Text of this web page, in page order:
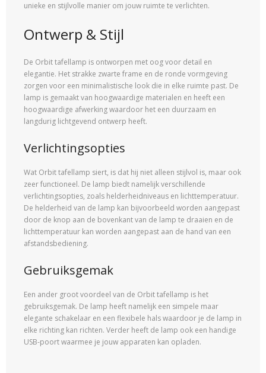
unieke en stijlvolle manier om jouw ruimte te verlichten.
Ontwerp & Stijl
De Orbit tafellamp is ontworpen met oog voor detail en
elegantie. Het strakke zwarte frame en de ronde vormgeving
zorgen voor een minimalistische look die in elke ruimte past. De
lamp is gemaakt van hoogwaardige materialen en heeft een
hoogwaardige afwerking waardoor het een duurzaam en
langdurig lichtgevend ontwerp heeft.
Verlichtingsopties
Wat Orbit tafellamp siert, is dat hij niet alleen stijlvol is, maar ook
zeer functioneel. De lamp biedt namelijk verschillende
verlichtingsopties, zoals helderheidniveaus en lichttemperatuur.
De helderheid van de lamp kan bijvoorbeeld worden aangepast
door de knop aan de bovenkant van de lamp te draaien en de
lichttemperatuur kan worden aangepast aan de hand van een
afstandsbediening.
Gebruiksgemak
Een ander groot voordeel van de Orbit tafellamp is het
gebruiksgemak. De lamp heeft namelijk een simpele maar
elegante schakelaar en een flexibele hals waardoor je de lamp in
elke richting kan richten. Verder heeft de lamp ook een handige
USB-poort waarmee je jouw apparaten kan opladen.